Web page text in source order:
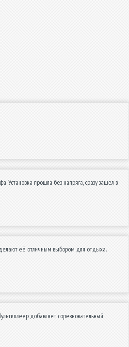
прошла без напряга, сразу зашел в
её отличным выбором для отдыха.
добавляет соревновательный